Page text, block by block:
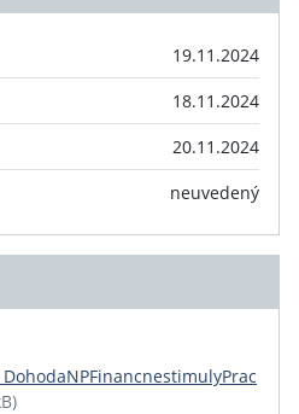
19.11.2024
18.11.2024
20.11.2024
neuvedený